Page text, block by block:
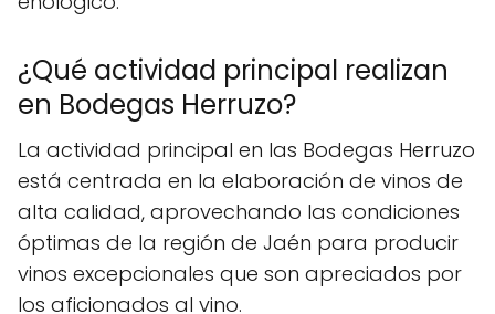
¿Qué actividad principal realizan
en Bodegas Herruzo?
La actividad principal en las Bodegas Herruzo
está centrada en la elaboración de vinos de
alta calidad, aprovechando las condiciones
óptimas de la región de Jaén para producir
vinos excepcionales que son apreciados por
los aficionados al vino.